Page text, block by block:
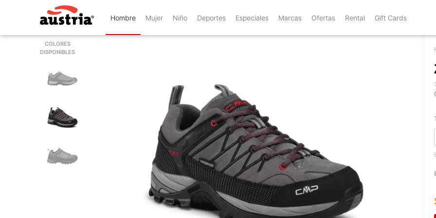
Hombre Mujer Niño Deportes Especiales Marcas Ofertas Rental Gift Cards
COLORES
DISPONIBLES